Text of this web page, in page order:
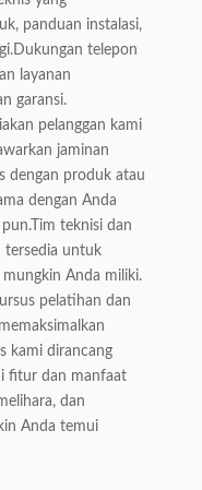
panduan instalasi,
telepon
layanan
garansi.
pelanggan kami
jaminan
dengan produk atau
dengan Anda
teknisi dan
tersedia untuk
Anda miliki.
pelatihan dan
kami dirancang
fitur dan manfaat
dan
Anda temui